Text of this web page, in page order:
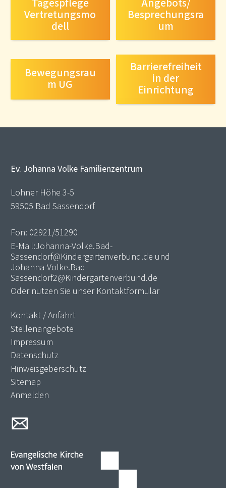
Vertretungsmo
dell
Besprechungsra
um
Bewegungsrau
m UG
Barrierefreiheit
in der
Einrichtung
Ev. Johanna Volke Familienzentrum
Lohner Höhe 3-5
59505 Bad Sassendorf
Fon: 02921/51290
E-Mail:Johanna-Volke.Bad-
Sassendorf@Kindergartenverbund.de und
Johanna-Volke.Bad-
Sassendorf2@Kindergartenverbund.de
Oder nutzen Sie unser Kontaktformular
Kontakt / Anfahrt
Stellenangebote
Impressum
Datenschutz
Hinweisgeberschutz
Sitemap
Anmelden